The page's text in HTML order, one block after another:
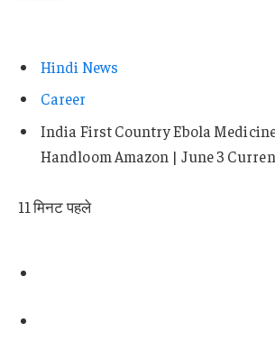
Hindi News
Career
India First Country Ebola
Handloom Amazon | June 3
11 मिनट पहले